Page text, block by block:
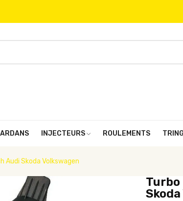
INJECTEURS ROULEMENTS
Audi Skoda Volkswagen
Turbo